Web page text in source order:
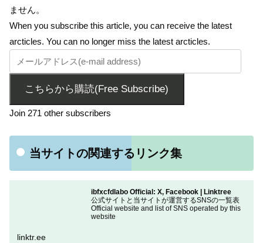
ません。
When you subscribe this article, you can receive the latest
arcticles. You can no longer miss the latest arcticles.
こちらから購読(Free Subscribe)
Join 271 other subscribers
当サイトの関連するリンク集
ibfxcfdlabo Official: X, Facebook | Linktree
公式サイトと当サイトが運営するSNSの一覧表
Official website and list of SNS operated by this
website
linktr.ee